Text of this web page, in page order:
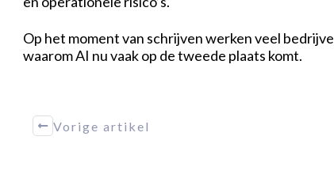
Op het moment van schrijven werken veel
waarom AI nu vaak op de tweede plaats komt.
Vorige artikel